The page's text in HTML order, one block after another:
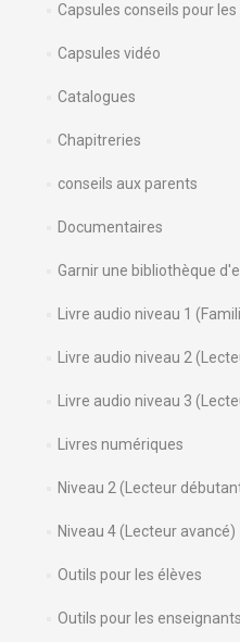
Capsules conseils pour
Capsules vidéo
Catalogues
Chapitreries
conseils aux parents
Documentaires
Garnir une bibliothèque
Livre audio niveau 1
Livre audio niveau 2
Livre audio niveau 3
Livres numériques
Niveau 2 (Lecteur
Niveau 4 (Lecteur avancé)
Outils pour les élèves
Outils pour les enseignants